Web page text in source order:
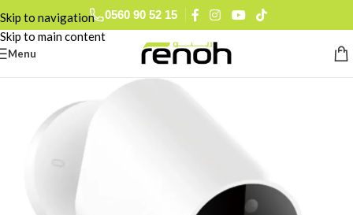
Skip to navigation
Skip to main content
0560 90 52 15
Menu